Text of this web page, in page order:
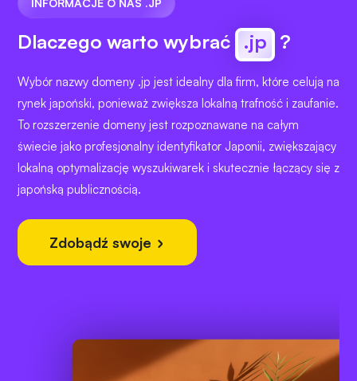
INFORMACJE O NAS .JP
Dlaczego warto wybrać .jp ?
Wybór nazwy domeny .jp jest idealny dla firm, które celują na
rynek japoński, ponieważ zwiększa lokalną trafność i zaufanie.
To rozszerzenie domeny jest rozpoznawane na całym
świecie jako profesjonalny identyfikator Japonii, zwiększający
lokalną optymalizację wyszukiwarek i skutecznie łączący się z
japońską publicznością.
Zdobądź swoje